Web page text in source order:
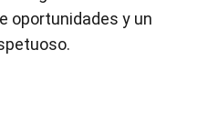
oportunidades y un